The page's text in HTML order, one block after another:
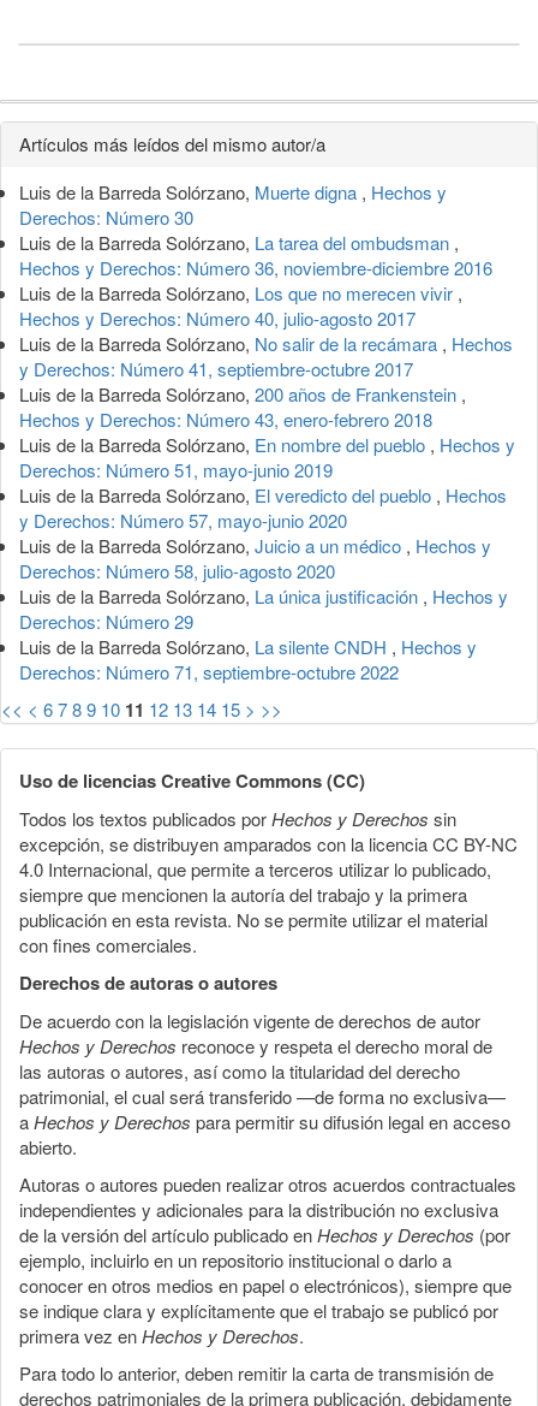
Detalles
del
artículo
Artículos más leídos del mismo autor/a
Luis de la Barreda Solórzano, Muerte digna , Hechos y
Derechos: Número 30
Luis de la Barreda Solórzano, La tarea del ombudsman ,
Hechos y Derechos: Número 36, noviembre-diciembre 2016
Luis de la Barreda Solórzano, Los que no merecen vivir ,
Hechos y Derechos: Número 40, julio-agosto 2017
Luis de la Barreda Solórzano, No salir de la recámara , Hechos
y Derechos: Número 41, septiembre-octubre 2017
Luis de la Barreda Solórzano, 200 años de Frankenstein ,
Hechos y Derechos: Número 43, enero-febrero 2018
Luis de la Barreda Solórzano, En nombre del pueblo , Hechos y
Derechos: Número 51, mayo-junio 2019
Luis de la Barreda Solórzano, El veredicto del pueblo , Hechos
y Derechos: Número 57, mayo-junio 2020
Luis de la Barreda Solórzano, Juicio a un médico , Hechos y
Derechos: Número 58, julio-agosto 2020
Luis de la Barreda Solórzano, La única justificación , Hechos y
Derechos: Número 29
Luis de la Barreda Solórzano, La silente CNDH , Hechos y
Derechos: Número 71, septiembre-octubre 2022
<< < 6789 10 11 12 13 14 15 > >>
Uso de licencias Creative Commons (CC)
Todos los textos publicados porHechos y Derechos sin
excepción, se distribuyen amparados con la licencia CC BY-NC
4.0 Internacional, que permite a terceros utilizar lo publicado,
siempre que mencionen la autoría del trabajo y la primera
publicación en esta revista. No se permite utilizar el material
con fines comerciales.
Derechos de autoras o autores
De acuerdo con la legislación vigente de derechos de autor
Hechos y Derechos reconoce y respeta el derecho moral de
las autoras o autores, así como la titularidad del derecho
patrimonial, el cual será transferido —de forma no exclusiva—
aHechos y Derechos para permitir su difusión legal en acceso
abierto.
Autoras o autores pueden realizar otros acuerdos contractuales
independientes y adicionales para la distribución no exclusiva
de la versión del artículo publicado enHechos y Derechos (por
ejemplo, incluirlo en un repositorio institucional o darlo a
conocer en otros medios en papel o electrónicos), siempre que
se indique clara y explícitamente que el trabajo se publicó por
primera vez enHechos y Derechos.
Para todo lo anterior, deben remitir la carta de transmisión de
derechos patrimoniales de la primera publicación, debidamente